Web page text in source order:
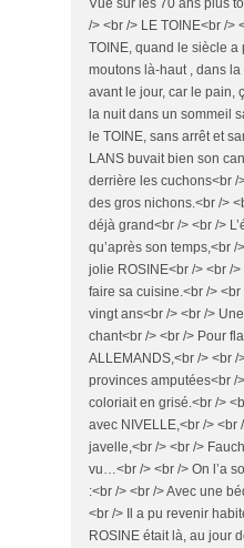
Vue sur les 70 ans plus
/> <br /> LE TOINE<br />
TOINE, quand le siècle a
moutons là-haut , dans
avant le jour, car le pain,
la nuit dans un sommeil
le TOINE, sans arrêt et
LANS buvait bien son
derrière les cuchons<br /
des gros nichons.<br />
déjà grand<br /> <br />
qu’après son temps,<br
jolie ROSINE<br /> <br /
faire sa cuisine.<br /> <br
vingt ans<br /> <br />
chant<br /> <br /> Pour
ALLEMANDS,<br /> <br
provinces amputées<br /
coloriait en grisé.<br />
avec NIVELLE,<br /> <br
javelle,<br /> <br />
vu…<br /> <br /> On l’a
:<br /> <br /> Avec une
<br /> Il a pu revenir
ROSINE était là, au jour